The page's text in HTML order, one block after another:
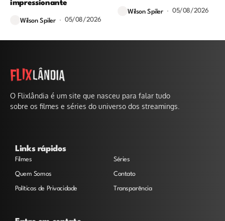
impressionante
Wilson Spiler 05/08/2026
Wilson Spiler 05/08/2026
O Flixlândia é um site que nasceu para falar tudo
sobre os filmes e séries do universo dos streamings.
Links rápidos
Filmes Séries
Quem Somos Contato
Políticas de Privacidade Transparência